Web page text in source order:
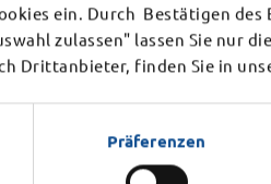
ein. Durch Bestätigen
zulassen" lassen Sie nur
Drittanbieter, finden Sie in
Präferenzen
internen Veranstaltung